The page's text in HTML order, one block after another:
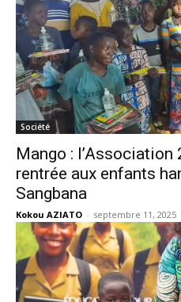
Société
Mango : l’Association
rentrée aux enfants
Sangbana
Kokou AZIATO - septembre 11, 2025